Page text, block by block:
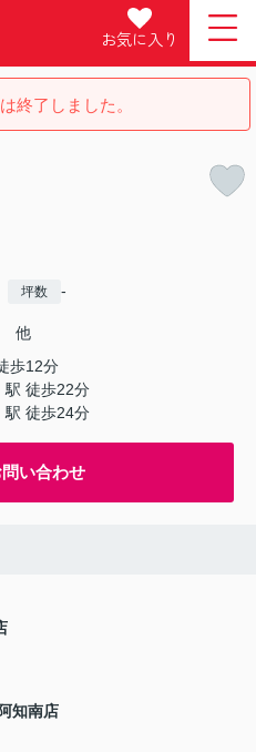
お気に入り
終了しました。
坪数 -
他
歩12分
駅 徒歩22分
駅 徒歩24分
い合わせ
知南店